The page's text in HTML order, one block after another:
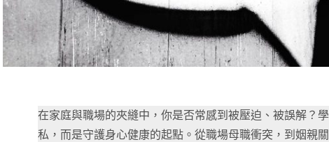
在家庭與職場的夾縫中，你是否常感到被壓迫、被誤解？
私，而是守護身心健康的起點。從職場母職衝突，到姻親